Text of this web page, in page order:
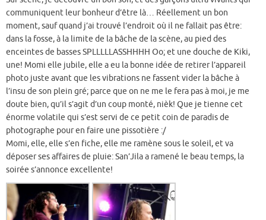
communiquent leur bonheur d’être là… Réellement un bon
moment, sauf quand j’ai trouvé l’endroit où il ne fallait pas être:
dans la fosse, à la limite de la bâche de la scène, au pied des
enceintes de basses SPLLLLLASSHHHH Oo; et une douche de Kiki,
une! Momi elle jubile, elle a eu la bonne idée de retirer l’appareil
photo juste avant que les vibrations ne fassent vider la bâche à
l’insu de son plein gré; parce que on ne me le fera pas à moi, je me
doute bien, qu’il s’agit d’un coup monté, nièk! Que je tienne cet
énorme volatile qui s’est servi de ce petit coin de paradis de
photographe pour en faire une pissotière :/
Momi, elle, elle s’en fiche, elle me ramène sous le soleil, et va
déposer ses affaires de pluie: San’Jila a ramené le beau temps, la
soirée s’annonce excellente!